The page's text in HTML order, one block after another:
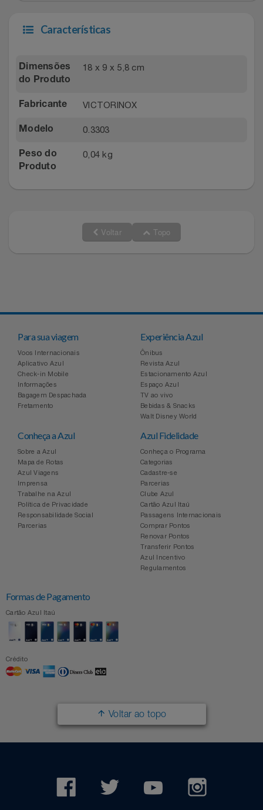
Características
Dimensões
do Produto
18 x 9 x 5,8 cm
Fabricante VICTORINOX
Modelo 0.3303
Peso do
Produto
0,04 kg
Voltar Topo
Para sua viagem
Voos Internacionais
Aplicativo Azul
Check-in Mobile
Informações
Bagagem Despachada
Fretamento
Experiência Azul
Ônibus
Revista Azul
Estacionamento Azul
Espaço Azul
TV ao vivo
Bebidas & Snacks
Walt Disney World
Conheça a Azul
Sobre a Azul
Mapa de Rotas
Azul Viagens
Imprensa
Trabalhe na Azul
Política de Privacidade
Responsabilidade Social
Parcerias
Azul Fidelidade
Conheça o Programa
Categorias
Cadastre-se
Parcerias
Clube Azul
Cartão Azul Itaú
Passagens Internacionais
Comprar Pontos
Renovar Pontos
Transferir Pontos
Azul Incentivo
Regulamentos
Formas de Pagamento
Cartão Azul Itaú
Crédito
Voltar ao topo